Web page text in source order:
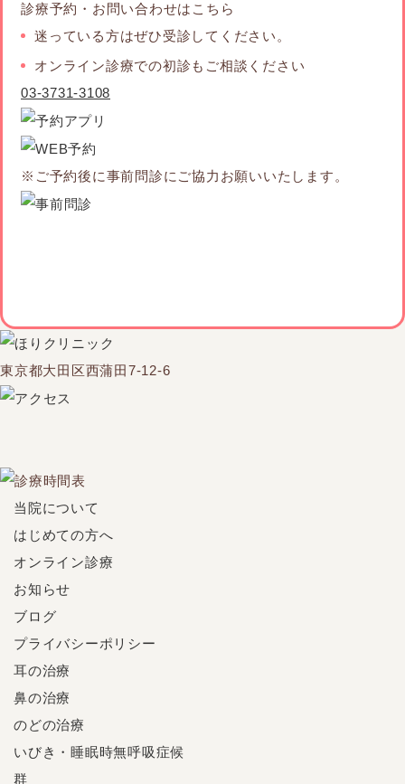
診療予約・お問い合わせはこちら
迷っている方はぜひ受診してください。
オンライン診療での初診もご相談ください
03-3731-3108
※ご予約後に事前問診にご協力お願いいたします。
東京都大田区西蒲田7-12-6
当院について
はじめての方へ
オンライン診療
お知らせ
ブログ
プライバシーポリシー
耳の治療
鼻の治療
のどの治療
いびき・睡眠時無呼吸症候
群